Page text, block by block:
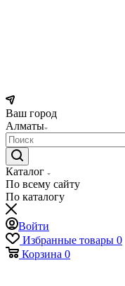
Ваш город
Алматы
Каталог
По всему сайту
По каталогу
Войти
Избранные товары 0
Корзина 0